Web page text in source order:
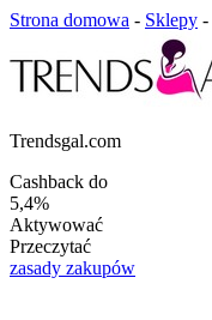
Strona domowa - Sklepy -
Trendsgal.com
Cashback do
5,4%
Aktywować
Przeczytać
zasady zakupów